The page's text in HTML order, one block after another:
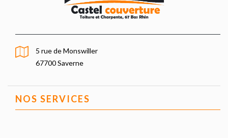
5 rue de Monswiller
67700 Saverne
NOS SERVICES